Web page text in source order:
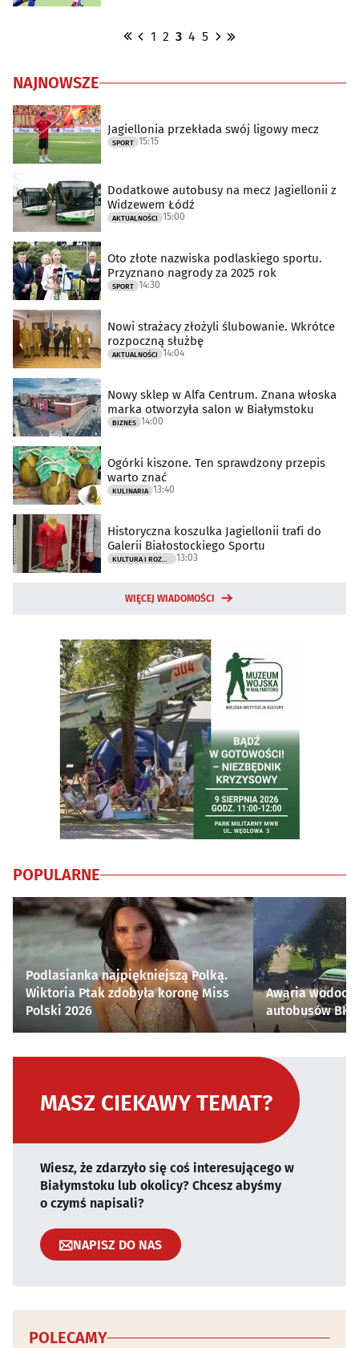
1 2 3 4 5
NAJNOWSZE
Jagiellonia przekłada swój ligowy mecz
SPORT 15:15
Dodatkowe autobusy na mecz Jagiellonii z
Widzewem Łódź
AKTUALNOŚCI 15:00
Oto złote nazwiska podlaskiego sportu.
Przyznano nagrody za 2025 rok
SPORT 14:30
Nowi strażacy złożyli ślubowanie. Wkrótce
rozpoczną służbę
AKTUALNOŚCI 14:04
Nowy sklep w Alfa Centrum. Znana włoska
marka otworzyła salon w Białymstoku
BIZNES 14:00
Ogórki kiszone. Ten sprawdzony przepis
warto znać
KULINARIA 13:40
Historyczna koszulka Jagiellonii trafi do
Galerii Białostockiego Sportu
13:03
WIĘCEJ WIADOMOŚCI
POPULARNE
Podlasianka najpiękniejszą Polką.
Wiktoria Ptak zdobyła koronę Miss
Polski 2026
Awaria
autobusów
MASZ CIEKAWY TEMAT?
Wiesz, że zdarzyło się coś interesującego w
Białymstoku lub okolicy? Chcesz abyśmy
o czymś napisali?
NAPISZ DO NAS
POLECAMY